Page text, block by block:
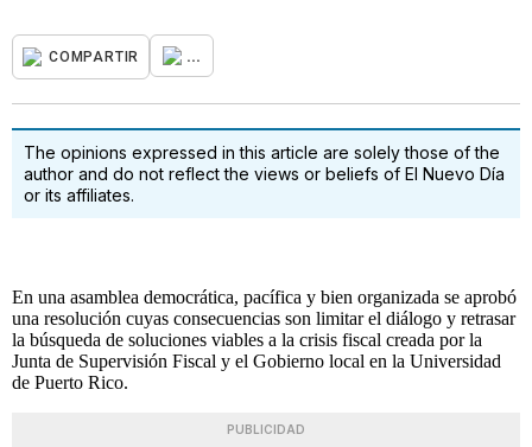
COMPARTIR ...
The opinions expressed in this article are solely those of the
author and do not reflect the views or beliefs of El Nuevo Día
or its affiliates.
En una asamblea democrática, pacífica y bien organizada se aprobó
una resolución cuyas consecuencias son limitar el diálogo y retrasar
la búsqueda de soluciones viables a la crisis fiscal creada por la
Junta de Supervisión Fiscal y el Gobierno local en la Universidad
de Puerto Rico.
PUBLICIDAD